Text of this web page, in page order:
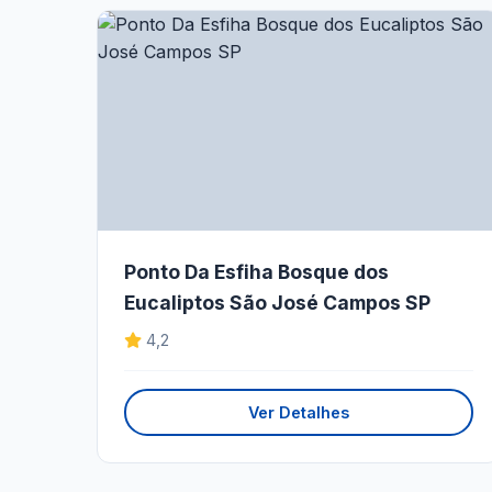
Ponto Da Esfiha Bosque dos
Eucaliptos São José Campos SP
4,2
Ver Detalhes